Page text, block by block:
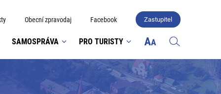
Obecní zpravodaj Facebook Zastupitel
SAMOSPRÁVA PRO TURISTY